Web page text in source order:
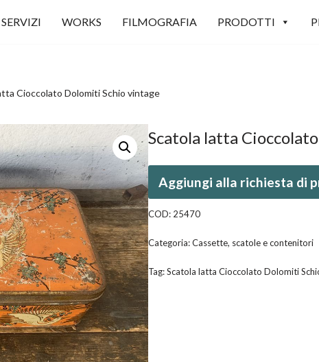
SERVIZI WORKS FILMOGRAFIA PRODOTTI
Cioccolato Dolomiti Schio vintage
Scatola latta
Aggiungi alla richiesta di
COD: 25470
Categoria:Cassette, scatole e contenitori
Tag:Scatola latta Cioccolato Dolomiti